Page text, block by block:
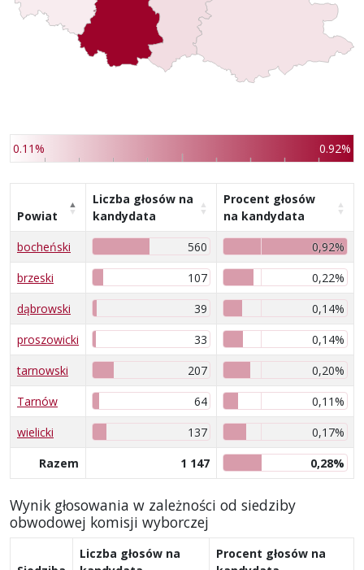
0.11% 0.92%
Powiat
Liczba głosów na
kandydata
Procent głosów
na kandydata
bocheński
560
0,92%
brzeski
107
0,22%
dąbrowski
39
0,14%
proszowicki
33
0,14%
tarnowski
207
0,20%
Tarnów
64
0,11%
wielicki
137
0,17%
Razem
1 147 0,28%
Wynik głosowania w zależności od siedziby
obwodowej komisji wyborczej
Liczba głosów na
Procent głosów na